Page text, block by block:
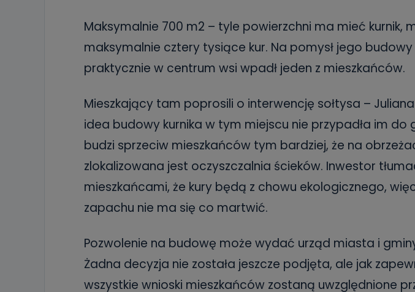
Maksymalnie 700 m2 – tyle powierzchni ma mieć kurnik,
maksymalnie cztery tysiące kur. Na pomysł jego
praktycznie w centrum wsi wpadł jeden z mieszkańców.
Mieszkający tam poprosili o interwencję sołtysa –
idea budowy kurnika w tym miejscu nie przypadła im do
budzi sprzeciw mieszkańców tym bardziej, że na
zlokalizowana jest oczyszczalnia ścieków. Inwestor
mieszkańcami, że kury będą z chowu ekologicznego,
zapachu nie ma się co martwić.
Pozwolenie na budowę może wydać urząd miasta i
Żadna decyzja nie została jeszcze podjęta, ale jak
wszystkie wnioski mieszkańców zostaną uwzględnione